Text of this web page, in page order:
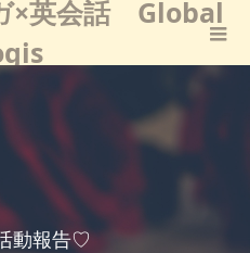
×英会話 Global
動報告♡